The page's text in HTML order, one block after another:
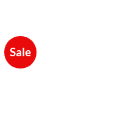
Sale